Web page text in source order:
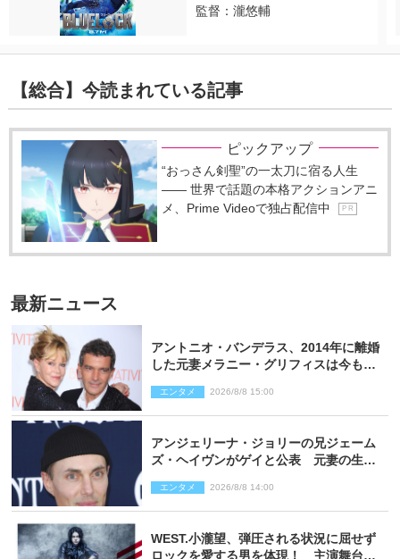
監督：瀧悠輔
【総合】今読まれている記事
ピックアップ
“おっさん剣聖”の一太刀に宿る人生
―― 世界で話題の本格アクションアニ
メ、Prime Videoで独占配信中
P R
最新ニュース
アントニオ・バンデラス、2014年に離婚
した元妻メラニー・グリフィスは今も
エンタメ 2026/8/8 15:00
アンジェリーナ・ジョリーの兄ジェーム
ズ・ヘイヴンがゲイと公表 元妻の生配
エンタメ 2026/8/8 14:00
WEST.小瀧望、弾圧される状況に屈せず
ロックを愛する男を体現！ 主演舞台